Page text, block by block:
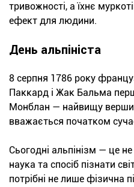
тривожності, а їхнє
ефект для людини.
День альпініста
8 серпня 1786 року
Паккард і Жак Бальма
Монблан — найвищу
вважається початком
Сьогодні альпінізм — це
наука та спосіб пізнати
потрібні не лише фізична